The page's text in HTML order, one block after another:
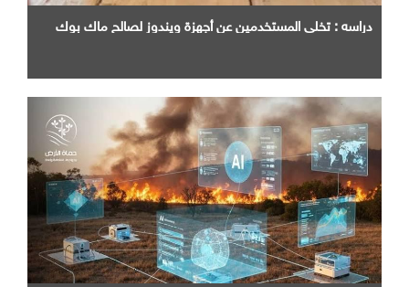
دراسه : تخلي المستخدمين عن أجهزة ويندوز لصالح ماك بوك